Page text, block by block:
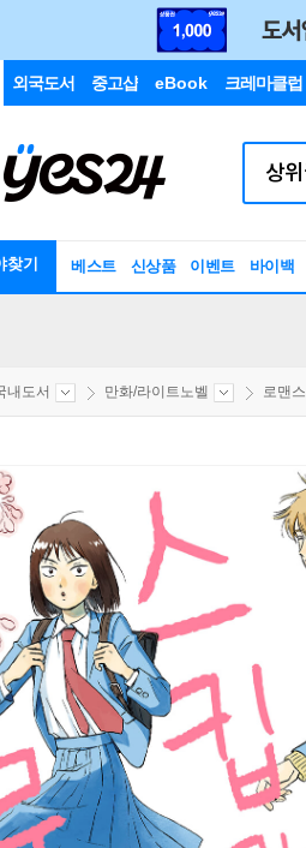
외국도서 중고샵 eBook 크레마클럽
찾기 베스트 신상품 이벤트 바이백
내도서 만화/라이트노벨 로맨스